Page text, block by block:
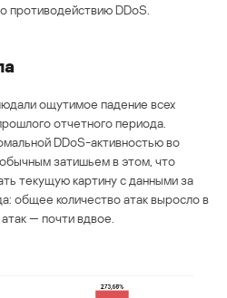
противодействию DDoS.
ощутимое падение всех
отчетного периода.
DDoS-активностью во
затишьем в этом, что
текущую картину с данными за
общее количество атак выросло в
— почти вдвое.